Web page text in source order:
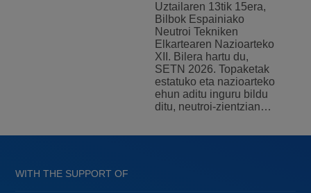
Uztailaren 13tik 15era,
Bilbok Espainiako
Neutroi Tekniken
Elkartearen Nazioarteko
XII. Bilera hartu du,
SETN 2026. Topaketak
estatuko eta nazioarteko
ehun aditu inguru bildu
ditu, neutroi-zientzian…
WITH THE SUPPORT OF